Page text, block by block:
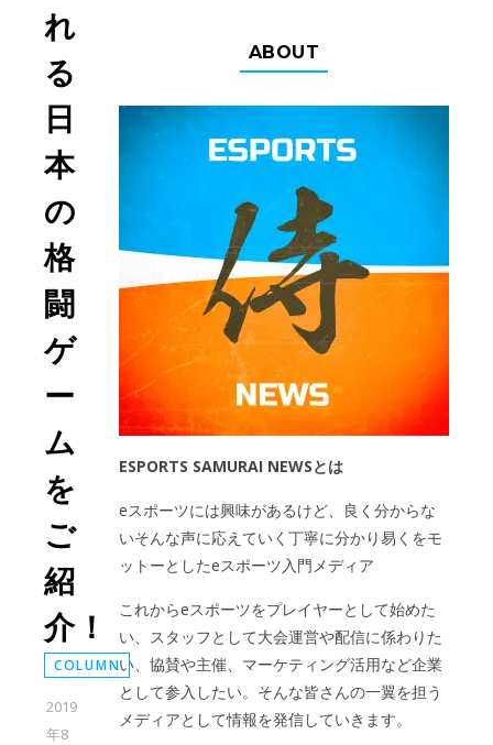
れ
る
日
本
の
格
闘
ゲ
ー
ム
を
ご
紹
介！
COLUMN
2019
年8
ABOUT
ESPORTS SAMURAI NEWSとは
eスポーツには興味があるけど、良く分からな
いそんな声に応えていく丁寧に分かり易くをモ
ットーとしたeスポーツ入門メディア
これからeスポーツをプレイヤーとして始めた
い、スタッフとして大会運営や配信に係わりた
い、協賛や主催、マーケティング活用など企業
として参入したい。そんな皆さんの一翼を担う
メディアとして情報を発信していきます。